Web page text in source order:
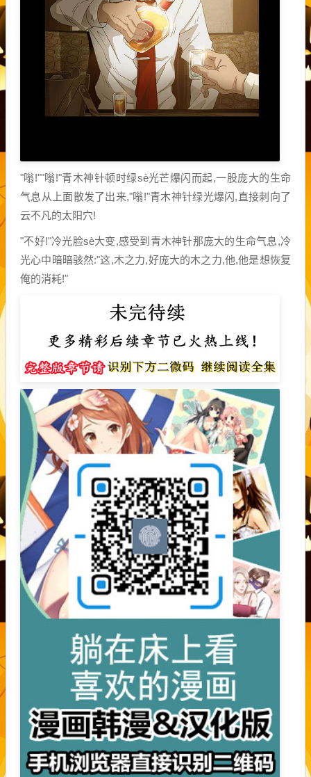
"嗡!""嗡!"青木神针顿时绿sè光芒爆闪而起,一股庞大的生命
气息从上面散发了出来,"嗡!"青木神针绿光爆闪,直接刺向了
云不凡的太阳穴!
"不好!"冷光脸sè大变,感受到青木神针那庞大的生命气息,冷
光心中暗暗骇然:"这,木之力,好庞大的木之力,他,他是想恢复
俺的消耗!"